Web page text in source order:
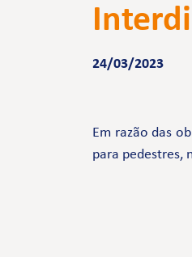
24/03/2023
Em razão das
para pedestres,